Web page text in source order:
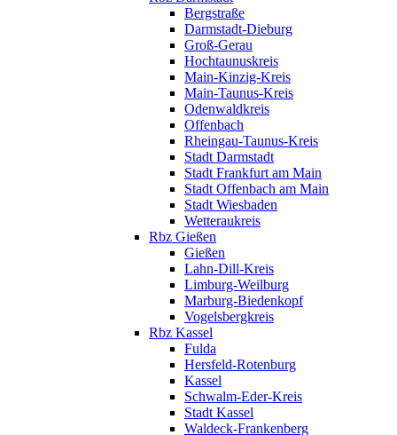
Bergstraße
Darmstadt-Dieburg
Groß-Gerau
Hochtaunuskreis
Main-Kinzig-Kreis
Main-Taunus-Kreis
Odenwaldkreis
Offenbach
Rheingau-Taunus-Kreis
Stadt Darmstadt
Stadt Frankfurt am Main
Stadt Offenbach am Main
Stadt Wiesbaden
Wetteraukreis
Rbz Gießen
Gießen
Lahn-Dill-Kreis
Limburg-Weilburg
Marburg-Biedenkopf
Vogelsbergkreis
Rbz Kassel
Fulda
Hersfeld-Rotenburg
Kassel
Schwalm-Eder-Kreis
Stadt Kassel
Waldeck-Frankenberg